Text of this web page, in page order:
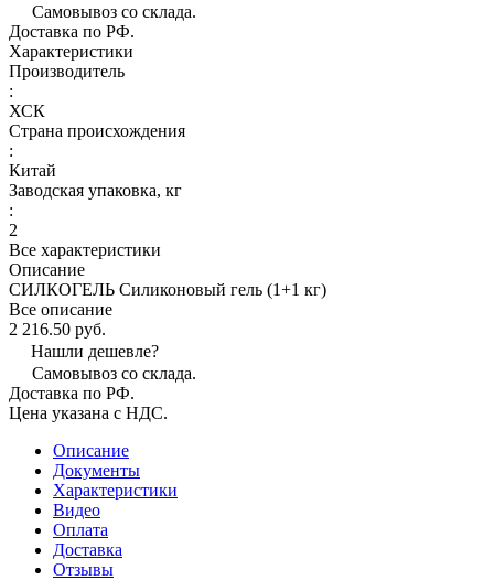
Самовывоз со склада.
Доставка по РФ.
Характеристики
Производитель
:
ХСК
Страна происхождения
:
Китай
Заводская упаковка, кг
:
2
Все характеристики
Описание
СИЛКОГЕЛЬ Силиконовый гель (1+1 кг)
Все описание
2 216.50 руб.
Нашли дешевле?
Самовывоз со склада.
Доставка по РФ.
Цена указана с НДС.
Описание
Документы
Характеристики
Видео
Оплата
Доставка
Отзывы